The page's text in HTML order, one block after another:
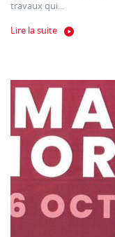
travaux qui...
Lire la suite